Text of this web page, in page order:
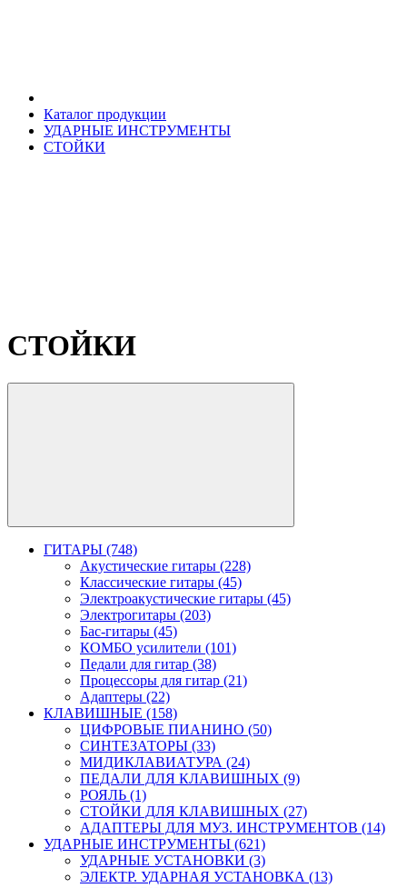
Каталог продукции
УДАРНЫЕ ИНСТРУМЕНТЫ
СТОЙКИ
СТОЙКИ
ГИТАРЫ (748)
Акустические гитары (228)
Классические гитары (45)
Электроакустические гитары (45)
Электрогитары (203)
Бас-гитары (45)
КОМБО усилители (101)
Педали для гитар (38)
Процессоры для гитар (21)
Адаптеры (22)
КЛАВИШНЫЕ (158)
ЦИФРОВЫЕ ПИАНИНО (50)
СИНТЕЗАТОРЫ (33)
МИДИКЛАВИАТУРА (24)
ПЕДАЛИ ДЛЯ КЛАВИШНЫХ (9)
РОЯЛЬ (1)
СТОЙКИ ДЛЯ КЛАВИШНЫХ (27)
АДАПТЕРЫ ДЛЯ МУЗ. ИНСТРУМЕНТОВ (14)
УДАРНЫЕ ИНСТРУМЕНТЫ (621)
УДАРНЫЕ УСТАНОВКИ (3)
ЭЛЕКТР. УДАРНАЯ УСТАНОВКА (13)